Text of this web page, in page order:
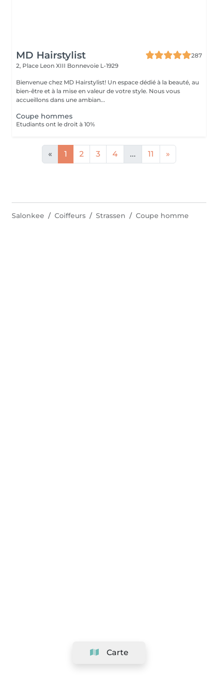
MD Hairstylist
287
2, Place Leon XIII Bonnevoie L-1929
Bienvenue chez MD Hairstylist! Un espace dédié à la beauté, au
bien-être et à la mise en valeur de votre style. Nous vous
accueillons dans une ambian...
Coupe hommes
Etudiants ont le droit à 10%
« 1 2 3 4 ... 11 »
Carte
Salonkee Coiffeurs Strassen Coupe homme